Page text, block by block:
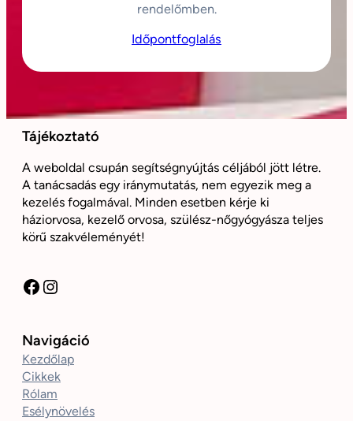
rendelőmben.
Időpontfoglalás
Tájékoztató
A weboldal csupán segítségnyújtás céljából jött létre.
A tanácsadás egy iránymutatás, nem egyezik meg a
kezelés fogalmával. Minden esetben kérje ki
háziorvosa, kezelő orvosa, szülész-nőgyógyásza teljes
körű szakvéleményét!
Facebook Instagram
Navigáció
Kezdőlap
Cikkek
Rólam
Esélynövelés